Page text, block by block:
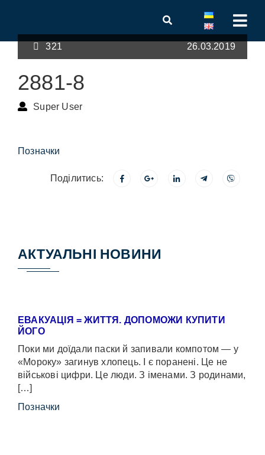
321 26.03.2019
2881-8
Super User
Позначки
Поділитись:
АКТУАЛЬНІ НОВИНИ
ЕВАКУАЦІЯ = ЖИТТЯ. ДОПОМОЖИ КУПИТИ
ЙОГО
Поки ми доїдали паски й запивали компотом — у
«Мороку» загинув хлопець. І є поранені. Це не
військові цифри. Це люди. З іменами. З родинами,
[…]
Позначки